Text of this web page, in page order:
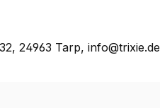
24963 Tarp, info@trixie.de